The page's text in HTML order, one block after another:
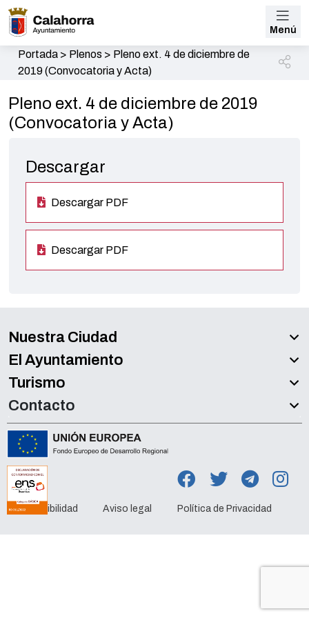
Menú
Portada> Plenos > Pleno ext. 4 de diciembre de
2019 (Convocatoria y Acta)
Pleno ext. 4 de diciembre de 2019
(Convocatoria y Acta)
Descargar
Descargar PDF
Descargar PDF
Nuestra Ciudad
El Ayuntamiento
Turismo
Contacto
Accesibilidad Aviso legal Política de Privacidad